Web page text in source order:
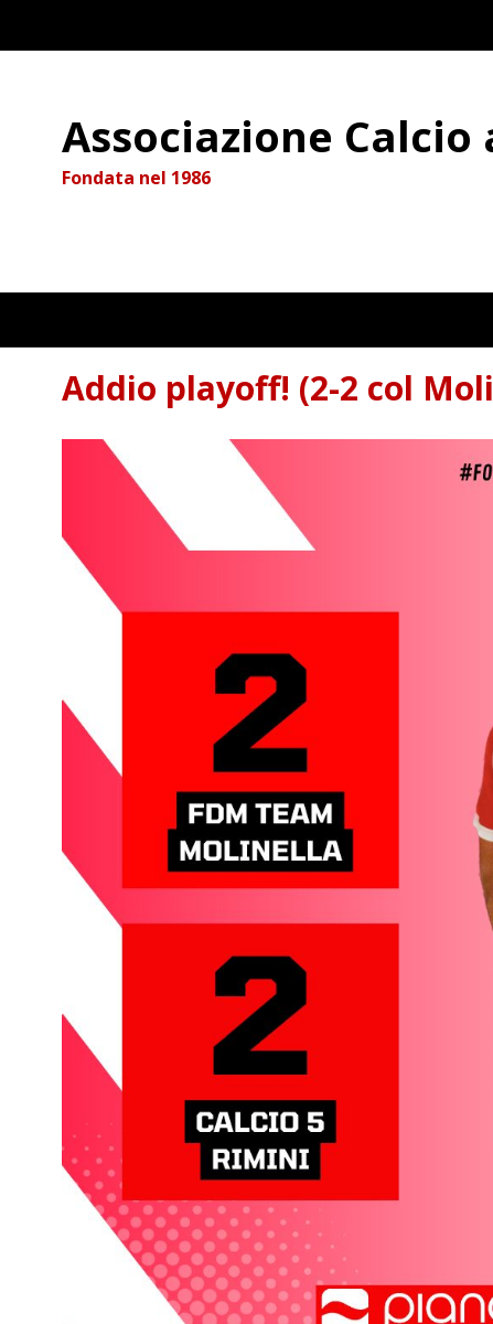
Associazione
Fondata nel 1986
Addio playoff! (2-2 col